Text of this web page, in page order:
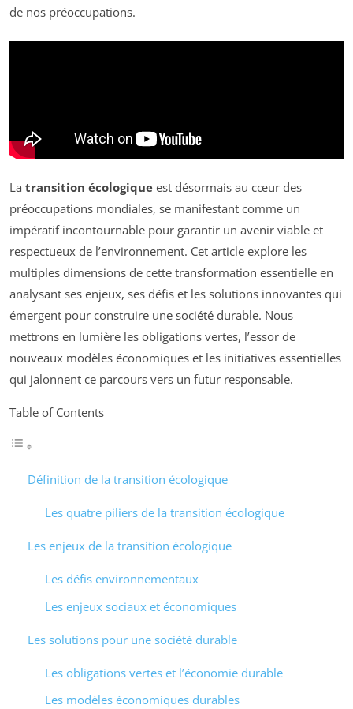
de nos préoccupations.
La transition écologique est désormais au cœur des
préoccupations mondiales, se manifestant comme un
impératif incontournable pour garantir un avenir viable et
respectueux de l’environnement. Cet article explore les
multiples dimensions de cette transformation essentielle en
analysant ses enjeux, ses défis et les solutions innovantes qui
émergent pour construire une société durable. Nous
mettrons en lumière les obligations vertes, l’essor de
nouveaux modèles économiques et les initiatives essentielles
qui jalonnent ce parcours vers un futur responsable.
Table of Contents
Définition de la transition écologique
Les quatre piliers de la transition écologique
Les enjeux de la transition écologique
Les défis environnementaux
Les enjeux sociaux et économiques
Les solutions pour une société durable
Les obligations vertes et l’économie durable
Les modèles économiques durables